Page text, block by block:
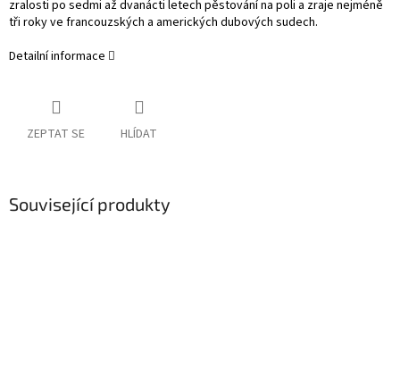
zralosti po sedmi až dvanácti letech pěstování na poli a zraje nejméně
tři roky ve francouzských a amerických dubových sudech.
Detailní informace
ZEPTAT SE HLÍDAT
Související produkty